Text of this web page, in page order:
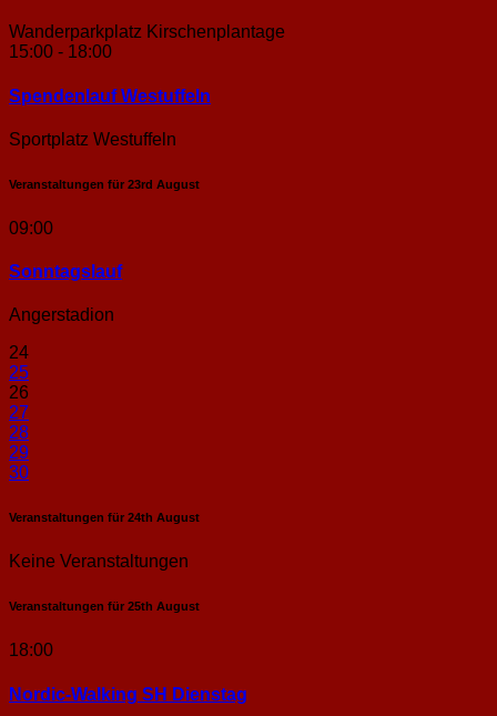
Wanderparkplatz Kirschenplantage
15:00 - 18:00
Spendenlauf Westuffeln
Sportplatz Westuffeln
Veranstaltungen für 23rd August
09:00
Sonntags­lauf
Angerstadion
24
25
26
27
28
29
30
Veranstaltungen für 24th August
Keine Veranstaltungen
Veranstaltungen für 25th August
18:00
Nordic-Walking SH Dienstag